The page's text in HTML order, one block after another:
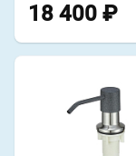
18 400 ₽